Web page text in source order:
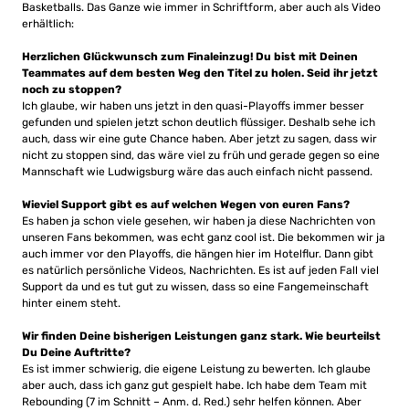
Basketballs. Das Ganze wie immer in Schriftform, aber auch als Video
erhältlich:
Herzlichen Glückwunsch zum Finaleinzug! Du bist mit Deinen
Teammates auf dem besten Weg den Titel zu holen. Seid ihr jetzt
noch zu stoppen?
Ich glaube, wir haben uns jetzt in den quasi-Playoffs immer besser
gefunden und spielen jetzt schon deutlich flüssiger. Deshalb sehe ich
auch, dass wir eine gute Chance haben. Aber jetzt zu sagen, dass wir
nicht zu stoppen sind, das wäre viel zu früh und gerade gegen so eine
Mannschaft wie Ludwigsburg wäre das auch einfach nicht passend.
Wieviel Support gibt es auf welchen Wegen von euren Fans?
Es haben ja schon viele gesehen, wir haben ja diese Nachrichten von
unseren Fans bekommen, was echt ganz cool ist. Die bekommen wir ja
auch immer vor den Playoffs, die hängen hier im Hotelflur. Dann gibt
es natürlich persönliche Videos, Nachrichten. Es ist auf jeden Fall viel
Support da und es tut gut zu wissen, dass so eine Fangemeinschaft
hinter einem steht.
Wir finden Deine bisherigen Leistungen ganz stark. Wie beurteilst
Du Deine Auftritte?
Es ist immer schwierig, die eigene Leistung zu bewerten. Ich glaube
aber auch, dass ich ganz gut gespielt habe. Ich habe dem Team mit
Rebounding (7 im Schnitt – Anm. d. Red.) sehr helfen können. Aber